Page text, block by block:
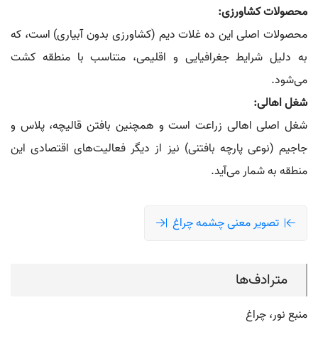
محصولات کشاورزی:
محصولات اصلی این ده غلات دیم (کشاورزی بدون آبیاری) است، که
به دلیل شرایط جغرافیایی و اقلیمی، متناسب با منطقه کشت
می‌شود.
شغل اهالی:
شغل اصلی اهالی زراعت است و همچنین بافتن قالیچه، پلاس و
جاجیم (نوعی پارچه بافتنی) نیز از دیگر فعالیت‌های اقتصادی این
منطقه به شمار می‌آید.
تصویر معنی چشمه چراغ
مترادف‌ها
منبع نور، چراغ